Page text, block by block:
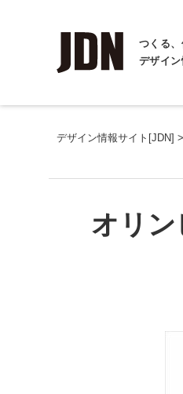
つくる
デザイン
デザイン情報サイト[JDN] >
オリ